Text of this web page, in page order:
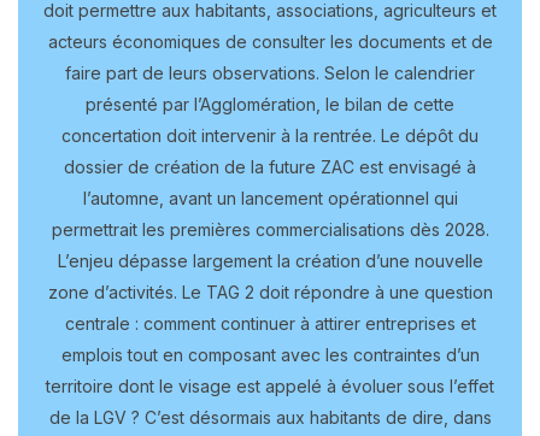
doit permettre aux habitants, associations, agriculteurs et
acteurs économiques de consulter les documents et de
faire part de leurs observations. Selon le calendrier
présenté par l’Agglomération, le bilan de cette
concertation doit intervenir à la rentrée. Le dépôt du
dossier de création de la future ZAC est envisagé à
l’automne, avant un lancement opérationnel qui
permettrait les premières commercialisations dès 2028.
L’enjeu dépasse largement la création d’une nouvelle
zone d’activités. Le TAG 2 doit répondre à une question
centrale : comment continuer à attirer entreprises et
emplois tout en composant avec les contraintes d’un
territoire dont le visage est appelé à évoluer sous l’effet
de la LGV ? C’est désormais aux habitants de dire, dans